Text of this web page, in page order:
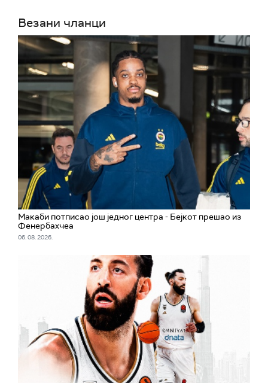
Везани чланци
Макаби потписао још једног центра - Бејкот прешао из
Фенербахчеа
06. 08. 2026.